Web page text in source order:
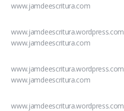
www.jamdeescritura.com
www.jamdeescritura.wordpress.com
www.jamdeescritura.com
www.jamdeescritura.wordpress.com
www.jamdeescritura.com
www.jamdeescritura.wordpress.com